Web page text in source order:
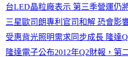
台LED晶粒廠表示 第三季營運仍
三星歐司朗專利官司和解 恐會影
受惠背光照明需求同步成長 隆達
隆達電子公布2012年Q2財報，第